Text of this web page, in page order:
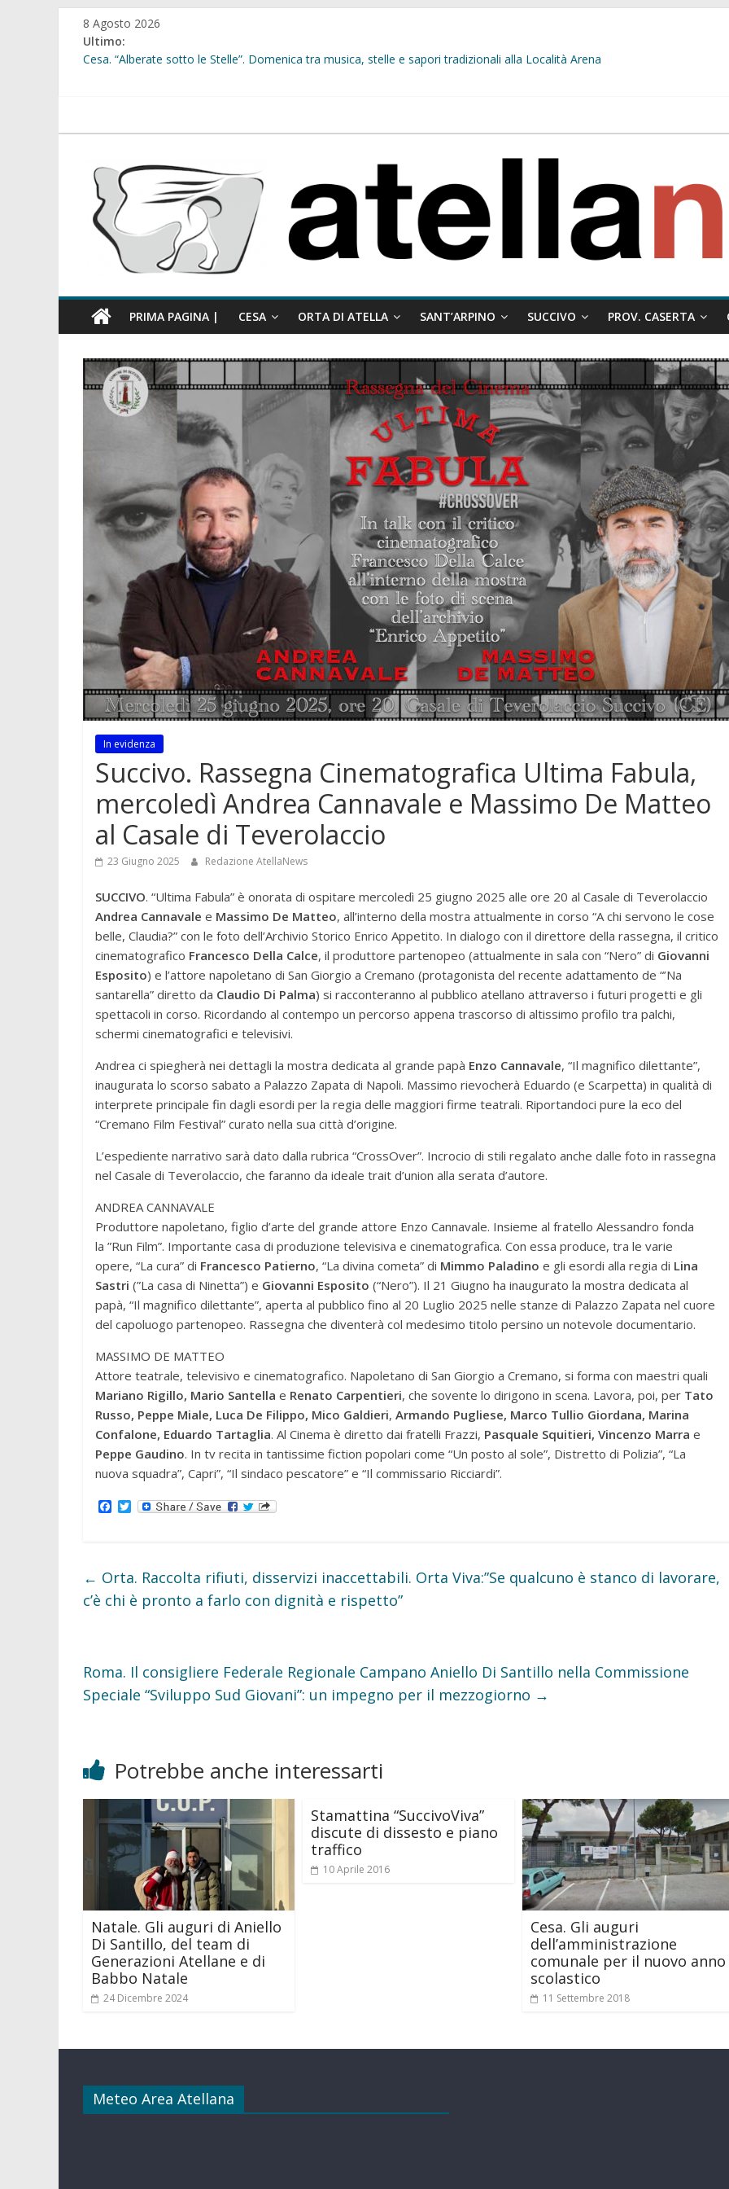
Salta
contenuto
8 Agosto 2026
Ultimo:
Cesa. “Alberate sotto le Stelle”. Domenica tra musica, stelle e sapori tradizionali alla Località Arena
Sant’Arpino. Consiglio comunale del 29 luglio, il gruppo misto:”La verità dei fatti, le bugie hanno le gambe corte. Altro che
atellanews.it
PRIMA PAGINA | CESA ORTA DI ATELLA SANT’ARPINO SUCCIVO PROV. CASERTA
In evidenza
Succivo. Rassegna Cinematografica Ultima Fabula,
mercoledì Andrea Cannavale e Massimo De Matteo
al Casale di Teverolaccio
23 Giugno 2025 Redazione AtellaNews
SUCCIVO. “Ultima Fabula” è onorata di ospitare mercoledì 25 giugno 2025 alle ore 20 al Casale di Teverolaccio
Andrea Cannavale e Massimo De Matteo, all’interno della mostra attualmente in corso “A chi servono le cose
belle, Claudia?” con le foto dell’Archivio Storico Enrico Appetito. In dialogo con il direttore della rassegna, il critico
cinematografico Francesco Della Calce, il produttore partenopeo (attualmente in sala con “Nero” di Giovanni
Esposito) e l’attore napoletano di San Giorgio a Cremano (protagonista del recente adattamento de “’Na
santarella” diretto da Claudio Di Palma) si racconteranno al pubblico atellano attraverso i futuri progetti e gli
spettacoli in corso. Ricordando al contempo un percorso appena trascorso di altissimo profilo tra palchi,
schermi cinematografici e televisivi.
Andrea ci spiegherà nei dettagli la mostra dedicata al grande papà Enzo Cannavale, “Il magnifico dilettante”,
inaugurata lo scorso sabato a Palazzo Zapata di Napoli. Massimo rievocherà Eduardo (e Scarpetta) in qualità di
interprete principale fin dagli esordi per la regia delle maggiori firme teatrali. Riportandoci pure la eco del
“Cremano Film Festival” curato nella sua città d’origine.
L’espediente narrativo sarà dato dalla rubrica “CrossOver”. Incrocio di stili regalato anche dalle foto in rassegna
nel Casale di Teverolaccio, che faranno da ideale trait d’union alla serata d’autore.
ANDREA CANNAVALE
Produttore napoletano, figlio d’arte del grande attore Enzo Cannavale. Insieme al fratello Alessandro fonda
la ”Run Film”. Importante casa di produzione televisiva e cinematografica. Con essa produce, tra le varie
opere, “La cura” di Francesco Patierno, “La divina cometa” di Mimmo Paladino e gli esordi alla regia di Lina
Sastri (”La casa di Ninetta”) e Giovanni Esposito (“Nero”). Il 21 Giugno ha inaugurato la mostra dedicata al
papà, “Il magnifico dilettante”, aperta al pubblico fino al 20 Luglio 2025 nelle stanze di Palazzo Zapata nel cuore
del capoluogo partenopeo. Rassegna che diventerà col medesimo titolo persino un notevole documentario.
MASSIMO DE MATTEO
Attore teatrale, televisivo e cinematografico. Napoletano di San Giorgio a Cremano, si forma con maestri quali
Mariano Rigillo, Mario Santella e Renato Carpentieri, che sovente lo dirigono in scena. Lavora, poi, per Tato
Russo, Peppe Miale, Luca De Filippo, Mico Galdieri, Armando Pugliese, Marco Tullio Giordana, Marina
Confalone, Eduardo Tartaglia. Al Cinema è diretto dai fratelli Frazzi, Pasquale Squitieri, Vincenzo Marra e
Peppe Gaudino. In tv recita in tantissime fiction popolari come “Un posto al sole”, Distretto di Polizia”, “La
nuova squadra”, Capri”, “Il sindaco pescatore” e “Il commissario Ricciardi”.
o
o
k
T
e
r
← Orta. Raccolta rifiuti, disservizi inaccettabili. Orta Viva:”Se qualcuno è stanco di lavorare,
c’è chi è pronto a farlo con dignità e rispetto”
Roma. Il consigliere Federale Regionale Campano Aniello Di Santillo nella Commissione
Speciale “Sviluppo Sud Giovani”: un impegno per il mezzogiorno →
Potrebbe anche interessarti
Natale. Gli auguri di Aniello
Di Santillo, del team di
Generazioni Atellane e di
Babbo Natale
24 Dicembre 2024
Stamattina “SuccivoViva”
discute di dissesto e piano
traffico
10 Aprile 2016
Cesa. Gli auguri
dell’amministrazione
comunale per il nuovo anno
scolastico
11 Settembre 2018
Meteo Area Atellana